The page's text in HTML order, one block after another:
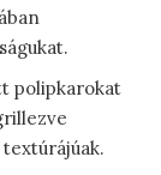
polipkarokat